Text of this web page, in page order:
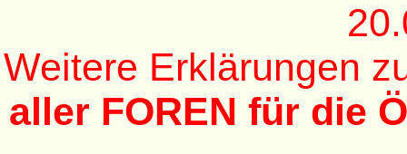
Weitere Erklärungen
aller FOREN für die